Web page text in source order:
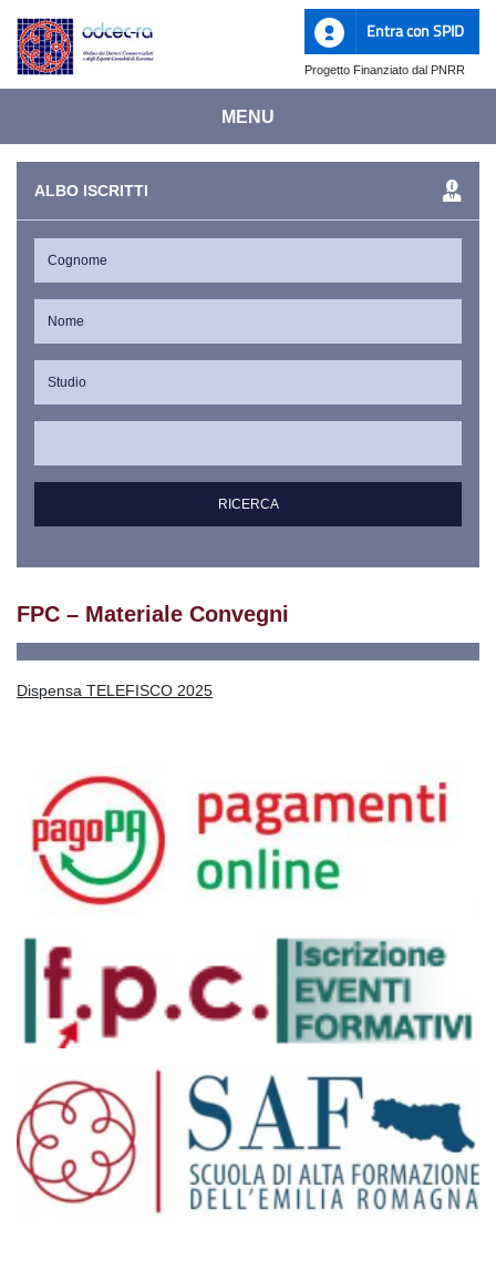
Entra con SPID
Progetto Finanziato dal PNRR
MENU
ALBO ISCRITTI
FPC – Materiale Convegni
Dispensa TELEFISCO 2025